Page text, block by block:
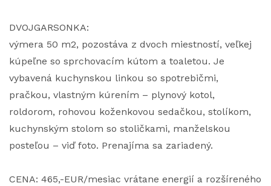
DVOJGARSONKA:
výmera 50 m2, pozostáva z dvoch miestností, veľkej
kúpeľne so sprchovacím kútom a toaletou. Je
vybavená kuchynskou linkou so spotrebičmi,
pračkou, vlastným kúrením – plynový kotol,
roldorom, rohovou koženkovou sedačkou, stolíkom,
kuchynským stolom so stoličkami, manželskou
posteľou – viď foto. Prenajíma sa zariadený.
CENA: 465,-EUR/mesiac vrátane energií a rozšíreného